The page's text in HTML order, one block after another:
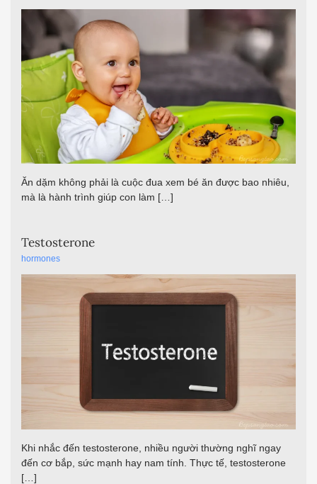
Ăn dặm không phải là cuộc đua xem bé ăn được bao nhiêu,
mà là hành trình giúp con làm […]
Testosterone
hormones
Khi nhắc đến testosterone, nhiều người thường nghĩ ngay
đến cơ bắp, sức mạnh hay nam tính. Thực tế, testosterone
[…]